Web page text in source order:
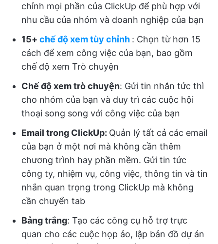
chỉnh mọi phần của ClickUp để phù hợp với
nhu cầu của nhóm và doanh nghiệp của bạn
15+ chế độ xem tùy chỉnh : Chọn từ hơn 15
cách để xem công việc của bạn, bao gồm
chế độ xem Trò chuyện
Chế độ xem trò chuyện: Gửi tin nhắn tức thì
cho nhóm của bạn và duy trì các cuộc hội
thoại song song với công việc của bạn
Email trong ClickUp: Quản lý tất cả các email
của bạn ở một nơi mà không cần thêm
chương trình hay phần mềm. Gửi tin tức
công ty, nhiệm vụ, công việc, thông tin và tin
nhắn quan trọng trong ClickUp mà không
cần chuyển tab
Bảng trắng: Tạo các công cụ hỗ trợ trực
quan cho các cuộc họp ảo, lập bản đồ dự án